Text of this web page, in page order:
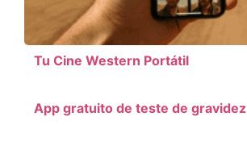
Tu Cine Western Portátil
App gratuito de teste de gravidez